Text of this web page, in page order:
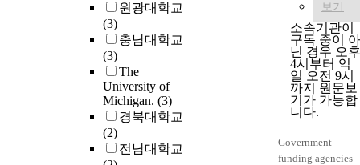
원광대학교
(3)
충남대학교
(3)
The
University of
Michigan. (3)
경북대학교
(2)
전남대학교
보기
소속기관이
구독 중이 아
닌 경우 오후
4시부터 익
일 오전 9시
까지 원문보
기가 가능합
니다.
Government
funding agencies